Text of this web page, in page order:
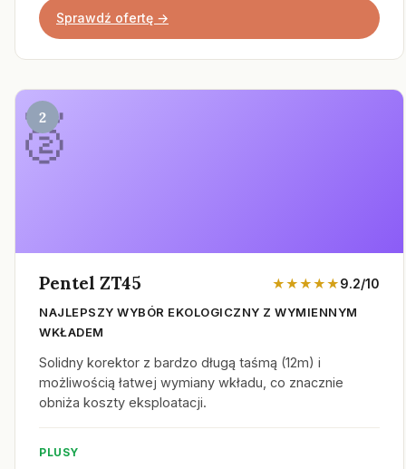
Sprawdź ofertę →
2
Pentel ZT45 ★★★★★9.2/10
NAJLEPSZY WYBÓR EKOLOGICZNY Z WYMIENNYM
WKŁADEM
Solidny korektor z bardzo długą taśmą (12m) i
możliwością łatwej wymiany wkładu, co znacznie
obniża koszty eksploatacji.
PLUSY